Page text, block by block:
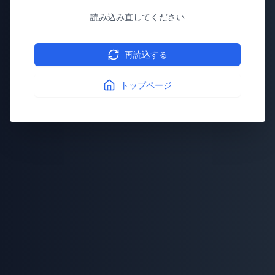
読み込み直してください
再読込する
トップページ